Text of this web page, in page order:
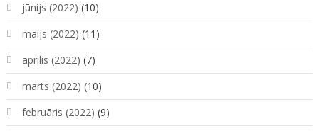
jūnijs (2022) (10)
maijs (2022) (11)
aprīlis (2022) (7)
marts (2022) (10)
februāris (2022) (9)